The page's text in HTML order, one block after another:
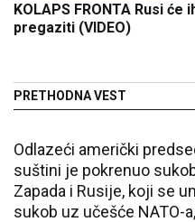
KOLAPS FRONTA Rusi će
pregaziti (VIDEO)
PRETHODNA VEST
Odlazeći američki
suštini je pokrenuo
Zapada i Rusije, koji se
sukob uz učešće NATO-